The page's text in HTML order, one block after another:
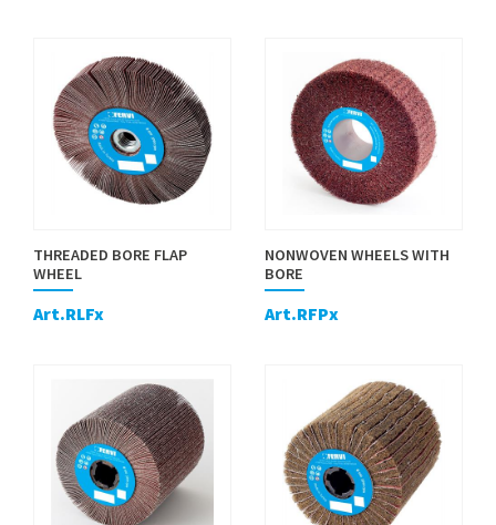
THREADED BORE FLAP
WHEEL
Art.RLFx
NONWOVEN WHEELS WITH
BORE
Art.RFPx